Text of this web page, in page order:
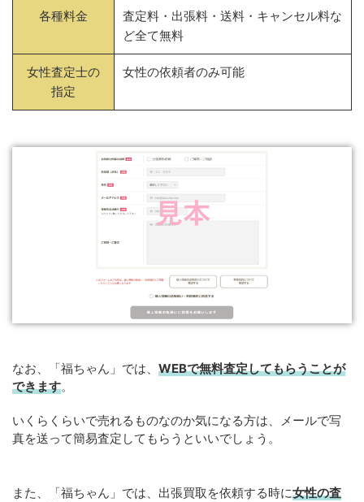
各種料金
査定料・出張料・送料・キャンセル料な
ど全て無料
女性査定士の
指定
女性の依頼者のみ可能
なお、「福ちゃん」では、 WEBで無料査定してもらうことが
できます。
いくらくらいで売れるものなのか気になる方は、メールで写
真を送って簡易査定してもらうといいでしょう。
また、「福ちゃん」では、出張買取を依頼する時に女性の査